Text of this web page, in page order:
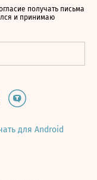
получать письма
и принимаю
для Android